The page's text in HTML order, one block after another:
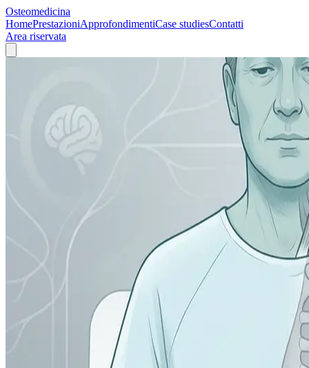
Osteomedicina
HomePrestazioniApprofondimentiCase studiesContatti
Area riservata